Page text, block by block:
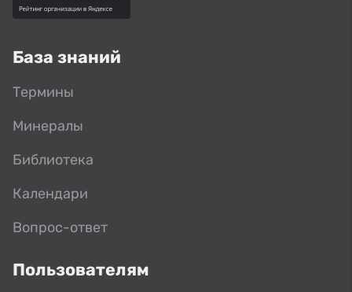
База знаний
Термины
Минералы
Библиотека
Календари
Вопрос-ответ
Пользователям